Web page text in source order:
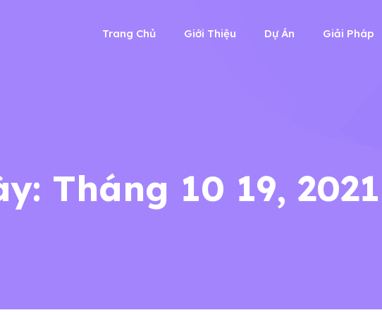
Trang Chủ Giới Thiệu Dự Án Giải Pháp
Tháng 10 19, 2021